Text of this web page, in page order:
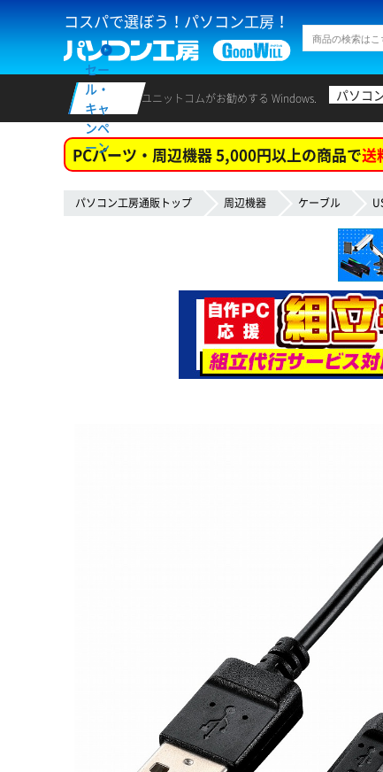
コスパで選ぼう！パソコン工房！
セー
ル・
キャ
ンペ
ーン
ユニットコムがお勧めする Windows. パソコ
PCパーツ・周辺機器 5,000円以上の商品で送
パソコン工房通販トップ 周辺機器 ケーブル